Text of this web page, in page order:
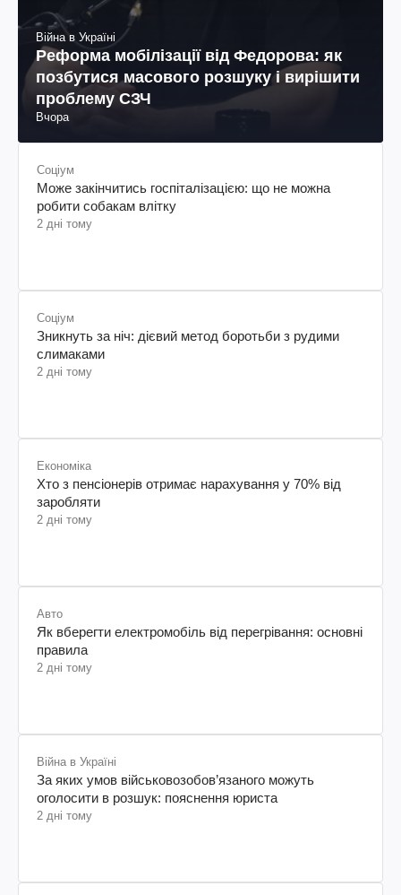
Війна в Україні
Реформа мобілізації від Федорова: як
позбутися масового розшуку і вирішити
проблему СЗЧ
Вчора
Соціум
Може закінчитись госпіталізацією: що не можна
робити собакам влітку
2 дні тому
Соціум
Зникнуть за ніч: дієвий метод боротьби з рудими
слимаками
2 дні тому
Економіка
Хто з пенсіонерів отримає нарахування у 70% від
заробляти
2 дні тому
Авто
Як вберегти електромобіль від перегрівання: основні
правила
2 дні тому
Війна в Україні
За яких умов військовозобов’язаного можуть
оголосити в розшук: пояснення юриста
2 дні тому